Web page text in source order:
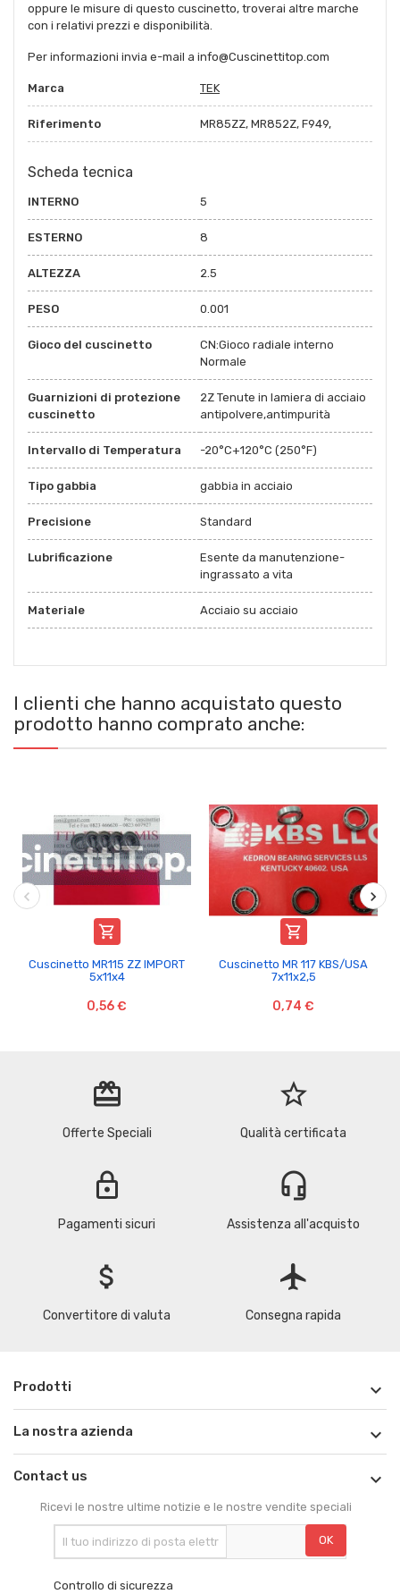
oppure le misure di questo cuscinetto, troverai altre marche
con i relativi prezzi e disponibilità.
Per informazioni invia e-mail a info@Cuscinettitop.com
Marca TEK
Riferimento MR85ZZ, MR852Z, F949,
Scheda tecnica
INTERNO 5
ESTERNO 8
ALTEZZA 2.5
PESO 0.001
Gioco del cuscinetto
CN:Gioco radiale interno
Normale
Guarnizioni di protezione
cuscinetto
2Z Tenute in lamiera di acciaio
antipolvere,antimpurità
Intervallo di Temperatura -20°C+120°C (250°F)
Tipo gabbia gabbia in acciaio
Precisione Standard
Lubrificazione
Esente da manutenzione-
ingrassato a vita
Materiale Acciaio su acciaio
I clienti che hanno acquistato questo
prodotto hanno comprato anche:

Cuscinetto MR115 ZZ IMPORT
5x11x4
0,56 €

Cuscinetto MR 117 KBS/USA
7x11x2,5
0,74 €
redeem
Offerte Speciali
star_border
Qualità certificata
lock
Pagamenti sicuri
headset_mic
Assistenza all'acquisto
attach_money
Convertitore di valuta
flight
Consegna rapida
Prodotti 
La nostra azienda 
Contact us 
Ricevi le nostre ultime notizie e le nostre vendite speciali
Controllo di sicurezza